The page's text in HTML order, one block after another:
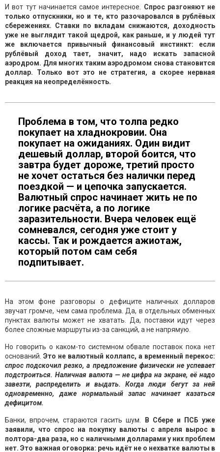
И вот тут начинается самое интересное.
Спрос разгоняют не
только отпускники, но и те, кто разочаровался в рублёвых
сбережениях. Ставки по вкладам снижаются, доходность
уже не выглядит такой щедрой, как раньше, и у людей тут
же включается привычный финансовый инстинкт: если
рублёвый доход тает, значит, надо искать запасной
аэродром. Для многих таким аэродромом снова становится
доллар. Только вот это не стратегия, а скорее нервная
реакция на неопределённость.
Проблема в том, что толпа редко
покупает на хладнокровии. Она
покупает на ожиданиях. Один видит
дешевый доллар, второй боится, что
завтра будет дороже, третий просто
не хочет остаться без налички перед
поездкой — и цепочка запускается.
Валютный спрос начинает жить не по
логике расчёта, а по логике
заразительности. Вчера человек ещё
сомневался, сегодня уже стоит у
кассы. Так и рождается ажиотаж,
который потом сам себя
подпитывает.
На этом фоне разговоры о дефиците наличных долларов
звучат громче, чем сама проблема. Да, в отдельных обменных
пунктах валюты может не хватать. Да, поставки идут через
более сложные маршруты из-за санкций, а не напрямую.
Но говорить о каком-то системном обвале поставок пока нет
оснований. Это не валютный коллапс, а временный перекос:
спрос подскочил резко, а предложение физически не успевает
подстроиться. Наличная валюта — не цифра на экране, её надо
завезти, распределить и выдать. Когда люди бегут за ней
одновременно, даже нормальный запас начинает казаться
дефицитом.
Банки, впрочем, стараются гасить шум.
В Сбере и ПСБ уже
заявили, что спрос на покупку валюты с апреля вырос в
полтора-два раза, но с наличными долларами у них проблем
нет. Это важная оговорка: речь идёт не о нехватке валюты в